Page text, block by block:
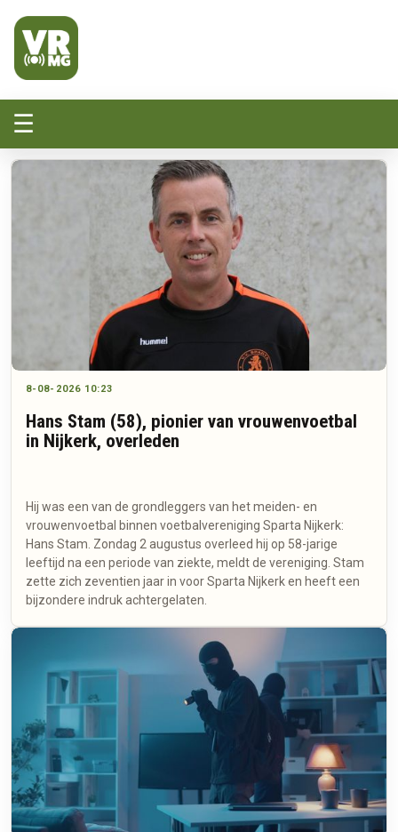
☰
8-08-2026 10:23
Hans Stam (58), pionier van vrouwenvoetbal
in Nijkerk, overleden
Hij was een van de grondleggers van het meiden- en
vrouwenvoetbal binnen voetbalvereniging Sparta Nijkerk:
Hans Stam. Zondag 2 augustus overleed hij op 58-jarige
leeftijd na een periode van ziekte, meldt de vereniging. Stam
zette zich zeventien jaar in voor Sparta Nijkerk en heeft een
bijzondere indruk achtergelaten.